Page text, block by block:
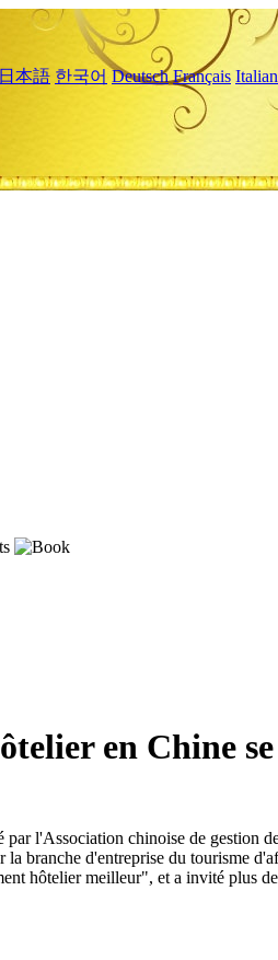
日本語 한국어 Deutsch Français
en Chine
l'Association chinoise de gestion
branche d'entreprise du tourisme
hôtelier meilleur", et a invité plus